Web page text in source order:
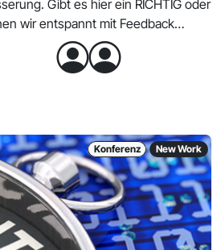
Gibt es hier ein RICHTIG oder
wir entspannt mit Feedback
Konferenz New Work